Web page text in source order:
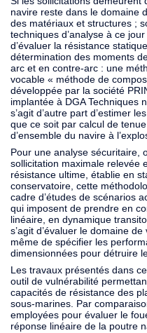
navire reste dans le domaine
des matériaux et structures ;
techniques d’analyse à ce
d’évaluer la résistance
détermination des moments
arc et en contre-arc : une
vocable « méthode de
développée par la société
implantée à DGA Techniques
s’agit d’autre part d’estimer
que ce soit par calcul de
d’ensemble du navire à
Pour une analyse sécuritaire,
sollicitation maximale relevée
résistance ultime, établie en
conservatoire, cette
cadre d’études de scénarios
qui imposent de prendre en
linéaire, en dynamique
s’agit d’évaluer le domaine
même de spécifier les
dimensionnées pour détruire
Les travaux présentés dans
outil de vulnérabilité
capacités de résistance des
sous-marines. Par
employées pour évaluer le
réponse linéaire de la poutre